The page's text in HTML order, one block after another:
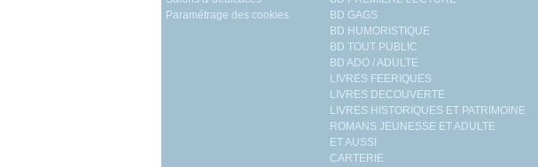
Paramétrage des cookies
BD GAGS
BD HUMORISTIQUE
BD TOUT PUBLIC
BD ADO / ADULTE
LIVRES FEERIQUES
LIVRES DECOUVERTE
LIVRES HISTORIQUES ET PATRIMOINE
ROMANS JEUNESSE ET ADULTE
ET AUSSI
CARTERIE